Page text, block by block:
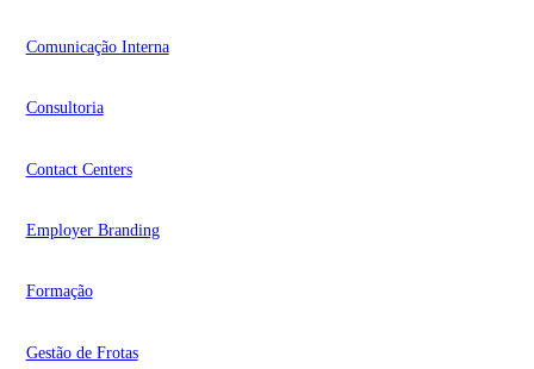
Comunicação Interna
Consultoria
Contact Centers
Employer Branding
Formação
Gestão de Frotas